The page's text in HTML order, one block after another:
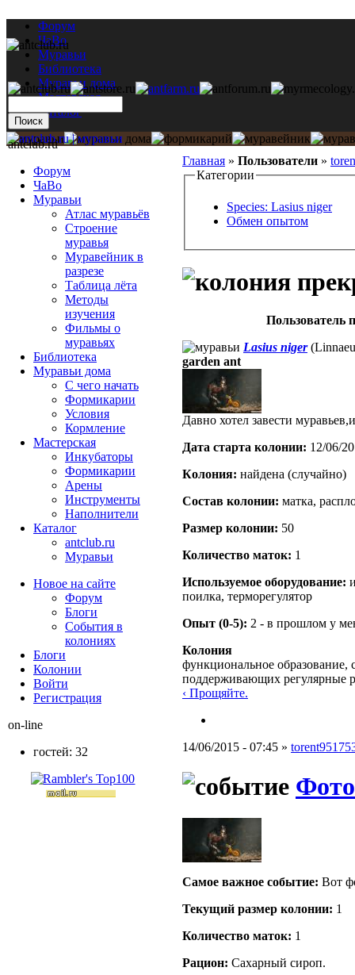
Форум
ЧаВо
Муравьи
Библиотека
Муравьи дома
Мастерская
Каталог
Главная » Пользователи »
Категории
Species: Lasius niger
Обмен опытом
Пользователь
Lasius niger
garden ant
Давно хотел завести
Дата старта кoлонии: 12/06/
Кoлония: найдена (случайно)
Состав кoлонии: матка,
Размер кoлонии: 50
Количество маток: 1
Используемое оборудование:
поилка, терморегулятор
Опыт (0-5): 2 - в прошлом у
Колония
функциональное образование,
поддерживающих регулярные
‹ Прощяйте.
14/06/2015 - 07:45 »
Фото
Самое важное событие: Вот
Текущий размер кoлонии: 1
Количество маток: 1
Рацион: Сахарный сироп.
antclub.ru
Форум
ЧаВо
Муравьи
Атлас муравьёв
Строение
муравья
Муравейник в
разрезе
Таблица лёта
Методы
изучения
Фильмы о
муравьях
Библиотека
Муравьи дома
С чего начать
Формикарии
Условия
Кормление
Мастерская
Инкубаторы
Формикарии
Арены
Инструменты
Наполнители
Каталог
antclub.ru
Муравьи
Новое на сайте
Форум
Блоги
События в
колониях
Блоги
Колонии
Войти
Peгиcтpaция
on-line
гостей: 32